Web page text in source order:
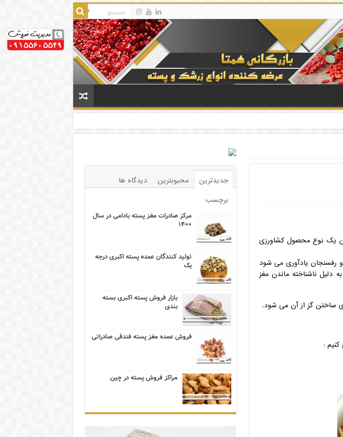
آن یک نوع محصول کشاورزی
رفسنجان یادآوری می شود
ناشناخته ماندن مغز
ساختن گز از آن می شود.
:
جدیدترین محبوبترین
دیدگاه ها
برچسب
مرکز صادرات مغز پسته بادامی در سال
۱۴۰۰
تولید کنندگان عمده پسته اکبری درجه
یک
بازار فروش پسته اکبری بسته
بندی
فروش عمده مغز پسته فندقی صادراتی
مراکز فروش پسته در چین